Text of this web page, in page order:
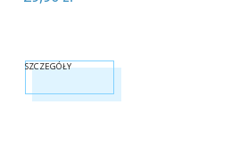
SZCZEGÓŁY